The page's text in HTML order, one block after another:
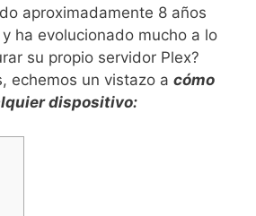
aproximadamente 8 años
ha evolucionado mucho a lo
su propio servidor Plex?
echemos un vistazo a cómo
dispositivo: